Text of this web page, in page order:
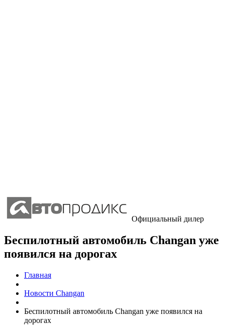
Официальный дилер
Беспилотный автомобиль Changan уже
появился на дорогах
Главная
Новости Changan
Беспилотный автомобиль Changan уже появился на
дорогах